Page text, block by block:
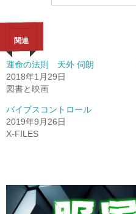
関連
運命の法則 天外 伺朗
2018年1月29日
図書と映画
バイブスコントロール
2019年9月26日
X-FILES